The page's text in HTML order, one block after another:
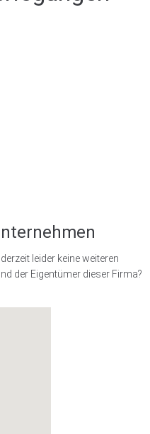
leider keine weiteren
der Eigentümer dieser Firma?